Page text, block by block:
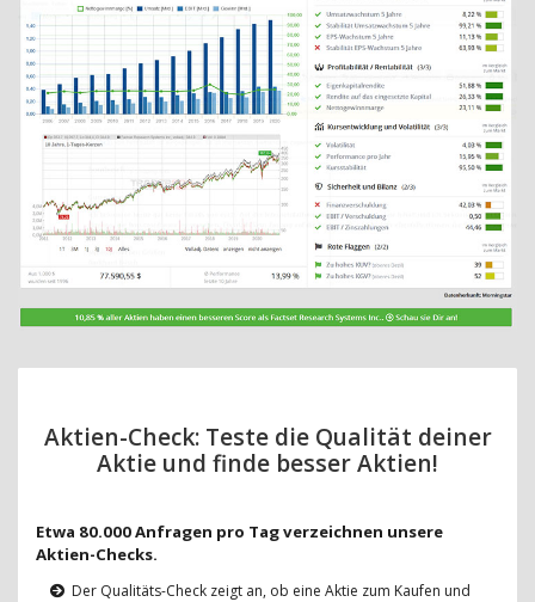
Aktien-Check: Teste die Qualität deiner
Aktie und finde besser Aktien!
Etwa 80.000 Anfragen pro Tag verzeichnen unsere
Aktien-Checks.
Der Qualitäts-Check zeigt an, ob eine Aktie zum Kaufen und